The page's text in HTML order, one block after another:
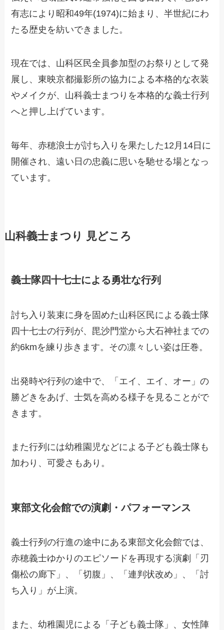
有志により昭和49年(1974)に始まり、半世紀にわ
たる歴史を紡いできました。
現在では、山科区民全員参加型のお祭りとして発
展し、東映京都撮影所の協力による本格的な衣装
やメイクが、山科義士まつりを本格的な義士行列
へと押し上げています。
毎年、赤穂浪士が討ち入りを果たした12月14日に
開催され、遠い日の忠義に思いを馳せる場となっ
ています。
山科義士まつり 見どころ
義士隊四十七士による勇壮な行列
討ち入り装束に身を固めた山科区民による義士隊
四十七士の行列が、毘沙門堂から大石神社までの
約6kmを練り歩きます。その凛々しい姿は圧巻。
出発時や行列の途中で、「エイ、エイ、オー」の
勝どきをあげ、士気を高める様子を見ることがで
きます。
また行列には幼稚園児などによる子ども義士隊も
加わり、可愛さもあり。
東部文化会館での演劇・パフォーマンス
義士行列の行進の途中にある東部文化会館では、
赤穂義士ゆかりのエピソードを再現する演劇「刃
傷松の廊下」、「切腹」、「連判状改め」、「討
ち入り」が上演。
また、幼稚園児による「子ども義士隊」、女性陣